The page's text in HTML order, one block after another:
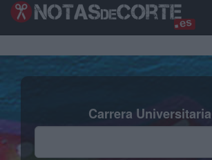
Pasar
Carrera Universitaria